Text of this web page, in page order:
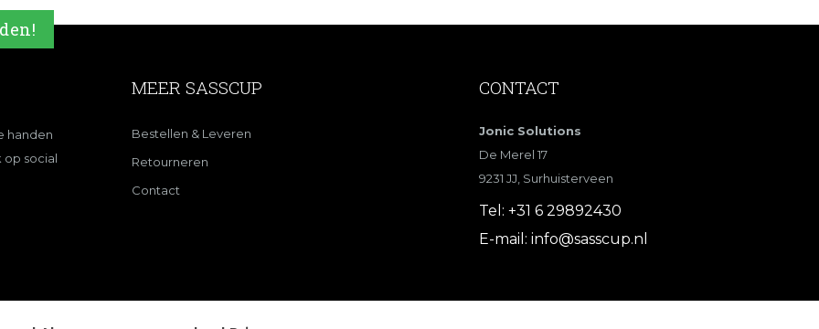
handen
op social
MEER SASSCUP
Bestellen & Leveren
Retourneren
Contact
CONTACT
Jonic Solutions
De Merel 17
9231 JJ, Surhuisterveen
Tel: +31 6 29892430
E-mail: info@sasscup.nl